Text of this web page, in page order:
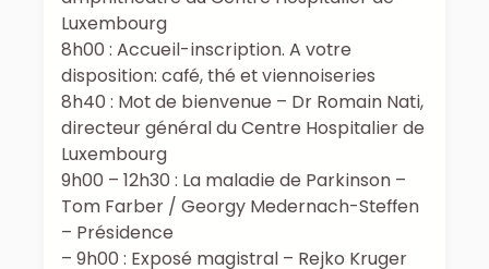
Luxembourg
8h00 : Accueil-inscription. A votre
disposition: café, thé et viennoiseries
8h40 : Mot de bienvenue – Dr Romain Nati,
directeur général du Centre Hospitalier de
Luxembourg
9h00 – 12h30 : La maladie de Parkinson –
Tom Farber / Georgy Medernach-Steffen
– Présidence
– 9h00 : Exposé magistral – Rejko Kruger